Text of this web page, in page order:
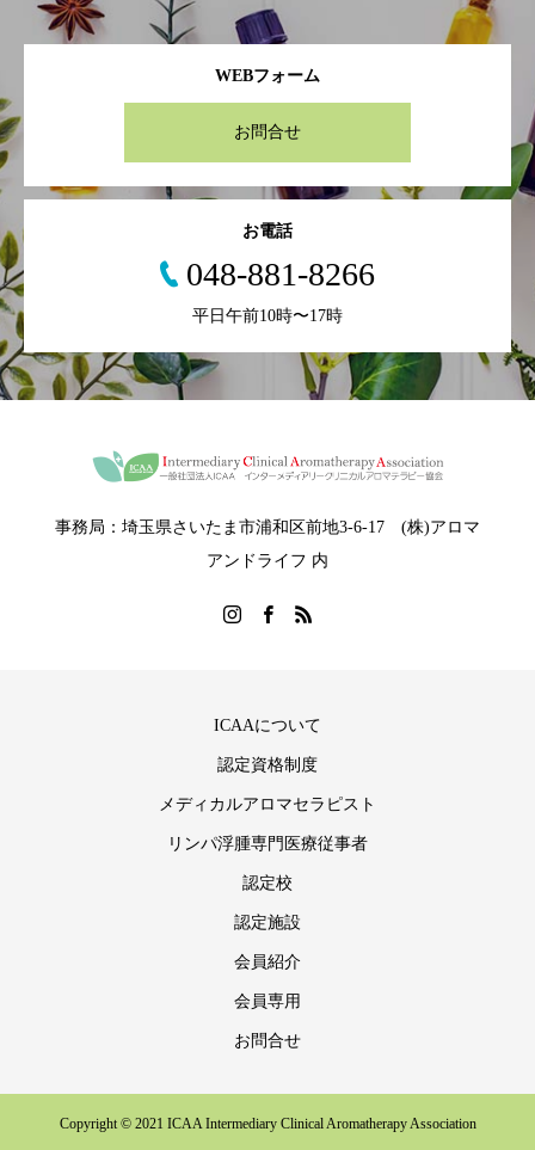
WEBフォーム
お問合せ
お電話
048-881-8266
平日午前10時〜17時
事務局：埼玉県さいたま市浦和区前地3-6-17 (株)アロマ
アンドライフ 内
ICAAについて
認定資格制度
メディカルアロマセラピスト
リンパ浮腫専門医療従事者
認定校
認定施設
会員紹介
会員専用
お問合せ
Copyright © 2021 ICAA Intermediary Clinical Aromatherapy Association